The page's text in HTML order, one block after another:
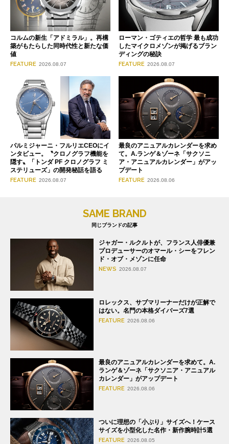
コルムの新生「アドミラル」。再構
築がもたらした同時代性と新たな価
値
FEATURE 2026.08.07
ローマン・ゴティエの哲学 最も成功
したマイクロメゾンが掲げるブラン
ディングの秘訣
FEATURE 2026.08.07
パルミジャーニ・フルリエCEOにイ
ンタビュー。〝クロノグラフ機能を
隠す〟「トンダ PF クロノグラフ ミ
ステリューズ」の開発秘話を語る
FEATURE 2026.08.07
最良のアニュアルカレンダーを求め
て。A.ランゲ＆ゾーネ「サクソニ
ア・アニュアルカレンダー」がアッ
プデート
FEATURE 2026.08.06
SAME BRAND
同じブランドの記事
ジャガー・ルクルトが、フランス人俳優兼
プロデューサーのオマール・シーをフレン
ド・オブ・メゾンに任命
NEWS 2026.08.07
ロレックス、サブマリーナーだけが正解で
はない。名門の本格ダイバーズ7選
FEATURE 2026.08.06
最良のアニュアルカレンダーを求めて。A.
ランゲ＆ゾーネ「サクソニア・アニュアル
カレンダー」がアップデート
FEATURE 2026.08.06
ついに理想の「小ぶり」サイズへ！ケース
サイズを小型化した名作・新作腕時計5選
FEATURE 2026.08.05